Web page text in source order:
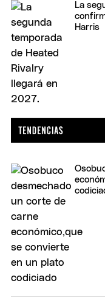
La
Harris